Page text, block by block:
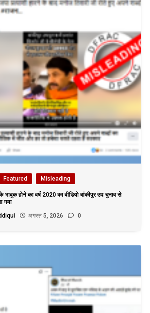
Featured Misleading
भावुक होने का वर्ष 2020 का वीडियो बांकीपुर उप चुनाव से
गया
अगस्त 5, 2026 0